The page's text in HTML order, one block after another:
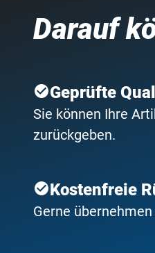
Darauf
Geprüfte
Sie können Ihre
zurückgeben.
Kostenfreie
Gerne